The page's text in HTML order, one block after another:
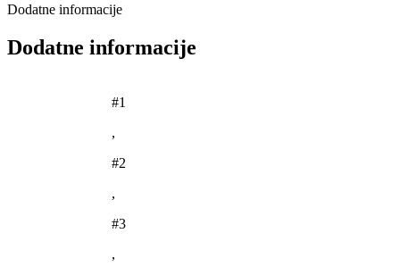
Dodatne informacije
Dodatne informacije
#1
,
#2
,
#3
,